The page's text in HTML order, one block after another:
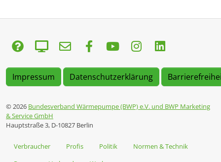
Impressum Datenschutzerklärung
© 2026 Bundesverband Wärmepumpe (BWP) e.V. und BWP Marketing
& Service GmbH
Hauptstraße 3, D-10827 Berlin
Verbraucher Profis Politik
Normen & Technik